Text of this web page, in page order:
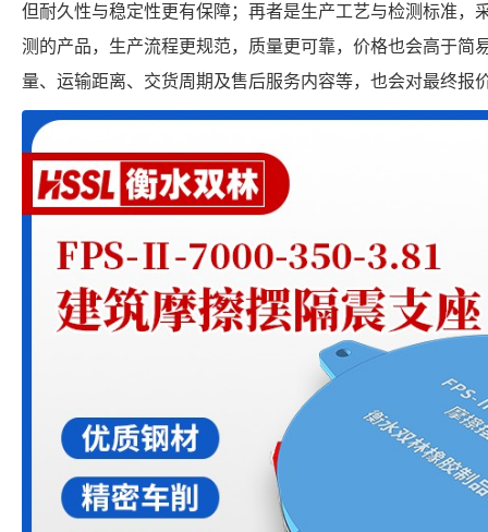
但耐久性与稳定性更有保障；再者是生产工艺与检测标准，
测的产品，生产流程更规范，质量更可靠，价格也会高于简
量、运输距离、交货周期及售后服务内容等，也会对最终报